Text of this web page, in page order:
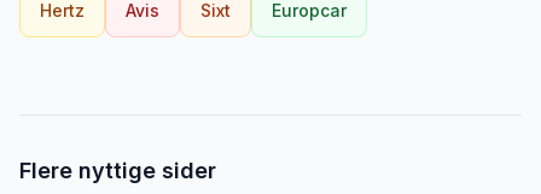
Hertz Avis Sixt Europcar
Flere nyttige sider